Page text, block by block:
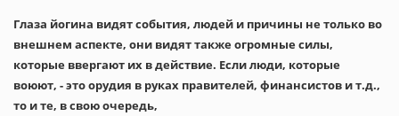
Глаза йогина видят события, людей и причины не только во
внешнем аспекте, они видят также огромные силы,
которые ввергают их в действие. Если люди, которые
воюют, - это орудия в руках правителей, финансистов и т.д.,
то и те, в свою очередь,